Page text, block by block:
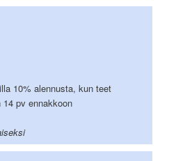
10% alennusta, kun teet
14 pv ennakkoon